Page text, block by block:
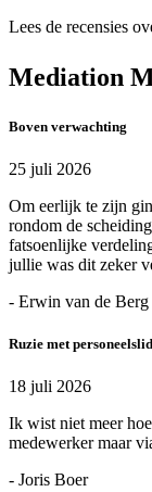
Lees de recensies
Mediation
Boven verwachting
25 juli 2026
Om eerlijk te zijn
rondom de
fatsoenlijke
jullie was dit zeker
- Erwin van de Berg
Ruzie met
18 juli 2026
Ik wist niet meer
medewerker maar
- Joris Boer